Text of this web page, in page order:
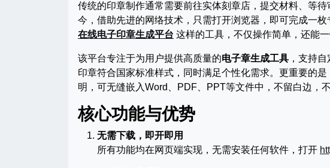
传统的印章制作通常需要前往实体刻章店，提交材料、等
今，借助先进的网络技术，只需打开浏览器，即可完成一
在线电子印章生成平台 这样的工具，不仅操作简单，还能
该平台专注于为用户提供高质量的电子章生成工具 ，支持
印章符合国家标准样式，同时满足个性化需求。更重要的
明，可无缝嵌入Word、PDF、PPT等文件中，不留白边，
核心功能与优势
无需下载，即开即用
所有功能均在网页端实现，无需安装任何软件，打开